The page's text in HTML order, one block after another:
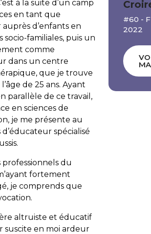
à la suite d’un camp
en tant que
d’enfants en
socio-familiales, puis un
comme
dans un centre
que je trouve
de 25 ans. Ayant
parallèle de ce travail,
en sciences de
je me présente au
spécialisé
professionnels du
fortement
je comprends que
altruiste et éducatif
suscite en moi ardeur
#60 -
2022